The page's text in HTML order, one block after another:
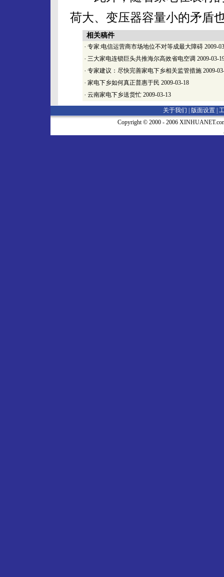
荷大、变压器容量小的矛盾
相关稿件
· 专家:电信运营商市场地位不对等成最大障碍 2009-
· 三大家电连锁巨头共推海尔高效省电空调 2009-03-
· 专家建议：尽快完善家电下乡相关监管措施 2009-
· 家电下乡如何真正普惠于民 2009-03-18
· 云南家电下乡送货忙 2009-03-13
关于我们 | 版面设置
Copyright © 2000 - 2006